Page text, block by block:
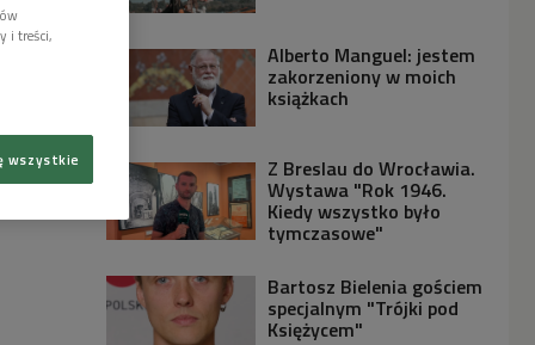
Alberto Manguel: jestem
zakorzeniony w moich
książkach
Z Breslau do Wrocławia.
Wystawa "Rok 1946.
Kiedy wszystko było
tymczasowe"
Bartosz Bielenia gościem
specjalnym "Trójki pod
Księżycem"
i treści,
wszystkie